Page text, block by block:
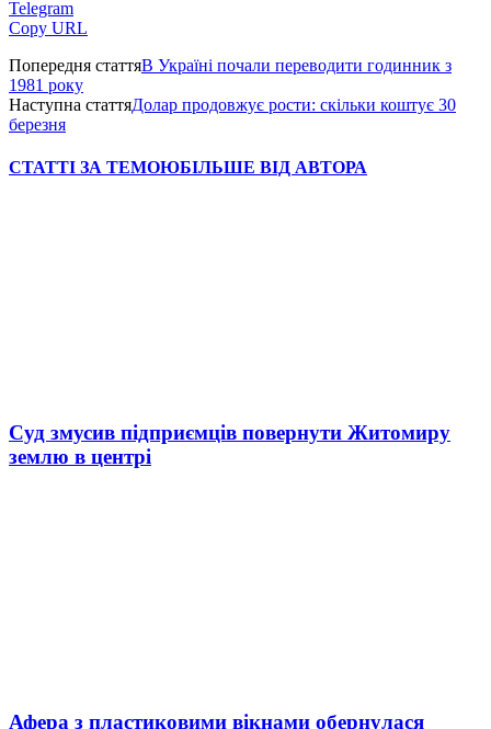
Telegram
Copy URL
Попередня статтяВ Україні почали переводити годинник з
1981 року
Наступна статтяДолар продовжує рости: скільки коштує 30
березня
СТАТТІ ЗА ТЕМОЮБІЛЬШЕ ВІД АВТОРА
Суд змусив підприємців повернути Житомиру
землю в центрі
Афера з пластиковими вікнами обернулася